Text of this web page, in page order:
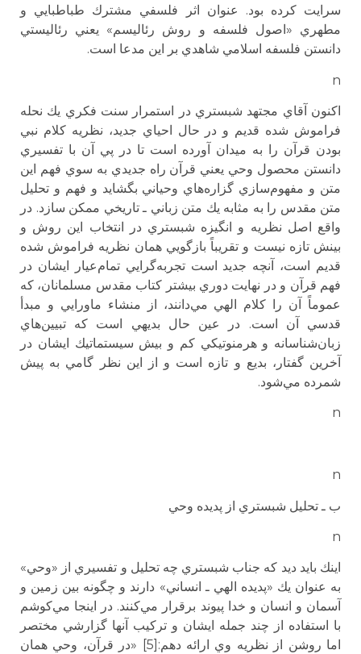
سرايت كرده بود. عنوان اثر فلسفي مشترك طباطبايي و
مطهري «اصول فلسفه و روش رئاليسم» يعني رئاليستي
دانستن فلسفه اسلامي شاهدي بر اين مدعا است.
n
اكنون آقاي مجتهد شبستري در استمرار سنت فكري يك نحله
فراموش شده قديم و در حال احياي جديد، نظريه كلام نبي
بودن قرآن را به ميدان آورده است تا در پي آن با تفسيري
دانستن محصول وحي يعني قرآن راه جديدي به سوي فهم اين
متن و مفهوم‌سازي‌ گزاره‌هاي وحياني بگشايد و فهم و تحليل
متن مقدس را به مثابه يك متن زباني ـ تاريخي ممكن سازد. در
واقع اصل نظريه و انگيزه شبستري در انتخاب اين روش و
بينش تازه نيست و تقريباً بازگويي همان نظريه فراموش شده
قديم است، آنچه جديد است تجربه‌گرايي تمام‌عيار ايشان در
فهم قرآن و در نهايت دوري بيشتر كتاب مقدس مسلمانان، كه
عموماً آن را كلام الهي مي‌دانند، از منشاء ماورايي و مبدأ
قدسي آن است. در عين حال بديهي است كه تبيين‌هاي
زبان‌شناسانه و هرمنوتيكي كم و بيش سيستماتيك ايشان در
آخرين گفتار، بديع و تازه است و از اين نظر گامي به پيش
شمرده مي‌شود.
n
n
ب ـ تحليل شبستري از پديده وحي
n
اينك بايد ديد كه جناب شبستري چه تحليل و تفسيري از «وحي»
به عنوان يك «پديده الهي ـ انساني» دارند و چگونه بين زمين و
آسمان و انسان و خدا پيوند برقرار مي‌كنند. در اينجا مي‌كوشم
با استفاده از چند جمله ايشان و تركيب آنها گزارشي مختصر
اما روشن از نظريه وي ارائه دهم:[5] «در قرآن،‌ وحي همان